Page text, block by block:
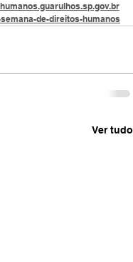
de-direitos-humanos
Ver tudo